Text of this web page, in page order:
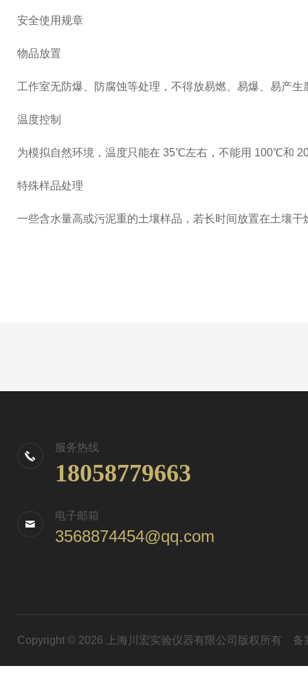
安全使用规章
物品放置
工作室无防爆、防腐蚀等处理，不得放易燃、易爆、易产
温度控制
为模拟自然环境，温度只能在 35℃左右，不能用 100℃和
特殊样品处理
一些含水量高或污泥重的土壤样品，若长时间放置在土壤
服务热线
18058779663
电子邮箱
3568874454@qq.com
Copyright © 2026 上海川宏实验仪器有限公司版权所有 备